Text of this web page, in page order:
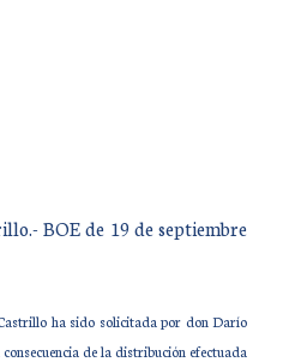
BOE de 19 de septiembre
ha sido solicitada por don Darío
de la distribución efectuada